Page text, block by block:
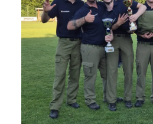
🏆 Zwei Pokale beim